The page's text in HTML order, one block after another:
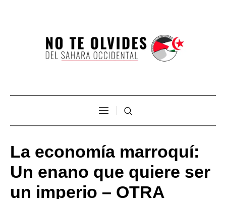
La economía marroquí:
Un enano que quiere ser
un imperio – OTRA